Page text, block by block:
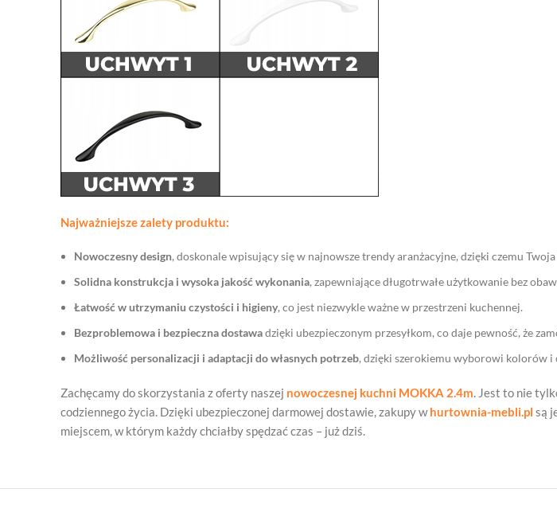
Najważniejsze zalety produktu:
Nowoczesny design, doskonale wpisujący się w najnowsze trendy aranżacyjne, dzięki czemu
Solidna konstrukcja i wysoka jakość wykonania, zapewniające długotrwałe użytkowanie bez
Łatwość w utrzymaniu czystości i higieny, co jest niezwykle ważne w przestrzeni kuchennej.
Bezproblemowa i bezpieczna dostawadzięki ubezpieczonym przesyłkom, co daje pewność, że
Możliwość personalizacji i adaptacji do własnych potrzeb, dzięki szerokiemu wyborowi kolorów i
Zachęcamy do skorzystania z oferty naszej nowoczesnej kuchni MOKKA 2.4m. Jest to nie
codziennego życia. Dzięki ubezpieczonej darmowej dostawie, zakupy whurtownia-mebli.pl są
miejscem, w którym każdy chciałby spędzać czas – już dziś.